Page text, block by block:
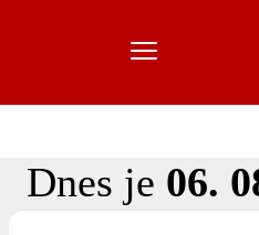
Dnes je 06.